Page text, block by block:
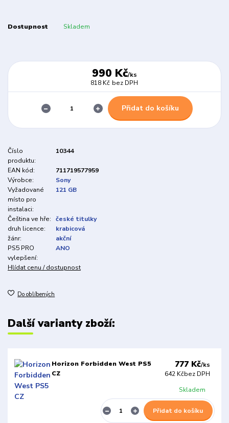
Dostupnost Skladem
990 Kč/ks
818 Kč bez DPH
Přidat do košíku
Číslo
produktu:
10344
EAN kód:
711719577959
Výrobce:
Sony
Vyžadované
místo pro
instalaci:
121 GB
Čeština ve hře:
české titulky
druh licence:
krabicová
žánr:
akční
PS5 PRO
vylepšení:
ANO
Hlídat cenu / dostupnost
Do oblíbených
Další varianty zboží:
Horizon Forbidden West PS5
CZ
777 Kč/ks
642 Kčbez DPH
Skladem
Přidat do košíku